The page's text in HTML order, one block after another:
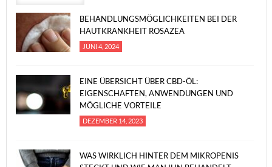
BEHANDLUNGSMÖGLICHKEITEN BEI DER
HAUTKRANKHEIT ROSAZEA
JUNI 4, 2024
EINE ÜBERSICHT ÜBER CBD-ÖL:
EIGENSCHAFTEN, ANWENDUNGEN UND
MÖGLICHE VORTEILE
DEZEMBER 14, 2023
WAS WIRKLICH HINTER DEM MIKROPENIS